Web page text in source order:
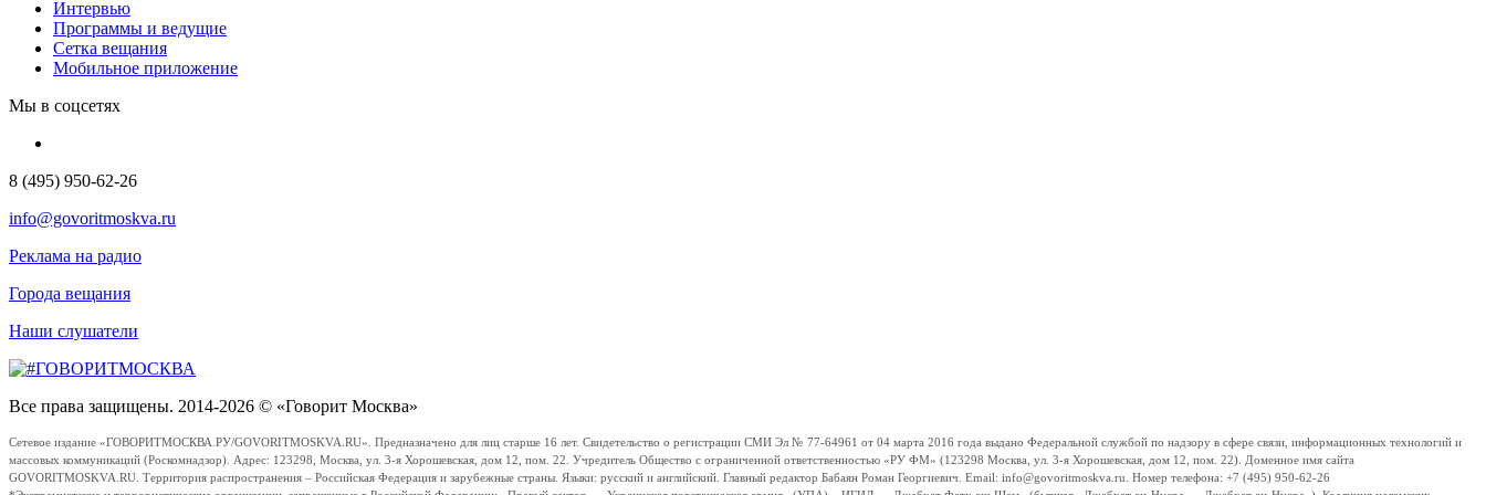
Интервью
Программы и ведущие
Сетка вещания
Мобильное приложение
Мы в соцсетях
8 (495) 950-62-26
info@govoritmoskva.ru
Реклама на радио
Города вещания
Наши слушатели
Все права защищены. 2014-2026 © «Говорит Москва»
Сетевое издание «ГОВОРИТМОСКВА.РУ/GOVORITMOSKVA.RU». Предназначено для лиц старше 16 лет. Свидетельство о регистрации СМИ Эл № 77-64961 от 04 марта 2016 года выдано Федеральной службой по надзору в сфере связи, информационных технологий и
массовых коммуникаций (Роскомнадзор). Адрес: 123298, Москва, ул. 3-я Хорошевская, дом 12, пом. 22. Учредитель Общество с ограниченной ответственностью «РУ ФМ» (123298 Москва, ул. 3-я Хорошевская, дом 12, пом. 22). Доменное имя сайта
GOVORITMOSKVA.RU. Территория распространения – Российская Федерация и зарубежные страны. Языки: русский и английский. Главный редактор Бабаян Роман Георгиевич. Email: info@govoritmoskva.ru. Номер телефона: +7 (495) 950-62-26